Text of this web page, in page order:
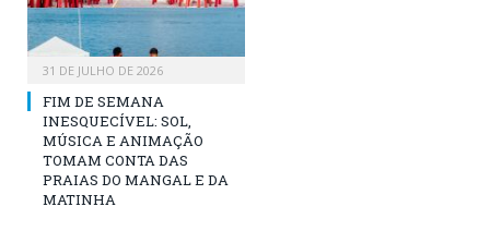
31 DE JULHO DE 2026
FIM DE SEMANA
INESQUECÍVEL: SOL,
MÚSICA E ANIMAÇÃO
TOMAM CONTA DAS
PRAIAS DO MANGAL E DA
MATINHA